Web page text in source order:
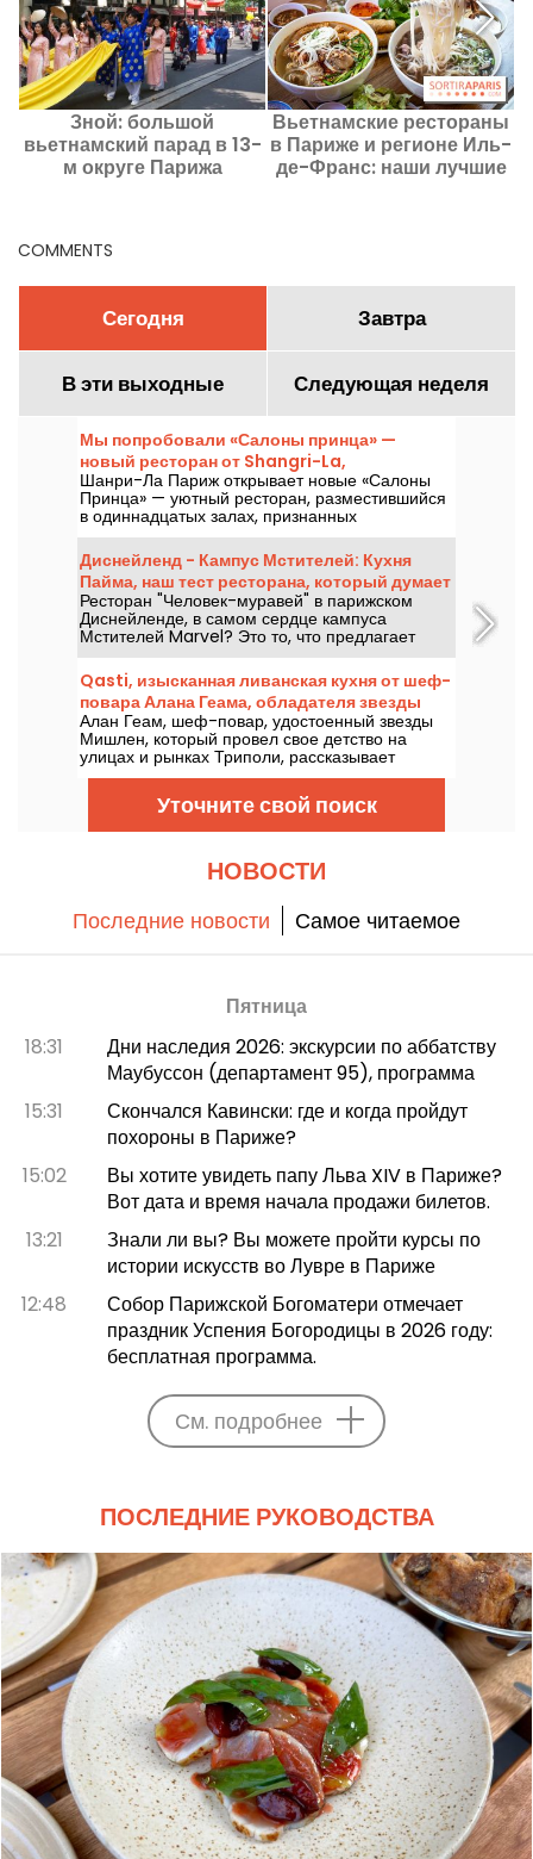
Зной: большой
вьетнамский парад в 13-
м округе Парижа
Вьетнамские рестораны
в Париже и регионе Иль-
де-Франс: наши лучшие
COMMENTS
Сегодня Завтра
В эти выходные Следующая неделя
Мы попробовали «Салоны принца» —
новый ресторан от Shangri-La,
навевающий атмосферу эпохи belle
époque.
Шанри-Ла Париж открывает новые «Салоны
Принца» — уютный ресторан, разместившийся
в одиннадцатых залах, признанных
историческими памятниками, на авеню Иена. В
интерьере в стиле эпохи Бель Эpoque и меню,
сочетающее легендарные блюда и редкие
деликатесы. Мы протестировали и
рассказываем все детали.
Диснейленд - Кампус Мстителей: Кухня
Пайма, наш тест ресторана, который думает
о большом и малом
Ресторан "Человек-муравей" в парижском
Диснейленде, в самом сердце кампуса
Мстителей Marvel? Это то, что предлагает
направление с Pym Kitchen, новым буфетом,
где представлены непропорционально
большие продукты в гигантских или
миниатюрных версиях. Это веселый и игривый
способ провести время, погрузившись в одну
из лабораторий доктора Хэнка Пайма. Мы
попробовали, и мы расскажем вам об этом!
Qasti, изысканная ливанская кухня от шеф-
повара Алана Геама, обладателя звезды
Мишлен
Алан Геам, шеф-повар, удостоенный звезды
Мишлен, который провел свое детство на
улицах и рынках Триполи, рассказывает
историю своего бистро Qasti на улице Сен-
Мартен. Увлекательное место, где можно
Уточните свой поиск
НОВОСТИ
Последние новости Самое читаемое
Пятница
18:31
Дни наследия 2026: экскурсии по аббатству
Маубуссон (департамент 95), программа
15:31
Скончался Кавински: где и когда пройдут
похороны в Париже?
15:02
Вы хотите увидеть папу Льва XIV в Париже?
Вот дата и время начала продажи билетов.
13:21
Знали ли вы? Вы можете пройти курсы по
истории искусств во Лувре в Париже
12:48
Собор Парижской Богоматери отмечает
праздник Успения Богородицы в 2026 году:
бесплатная программа.
См. подробнее
ПОСЛЕДНИЕ РУКОВОДСТВА